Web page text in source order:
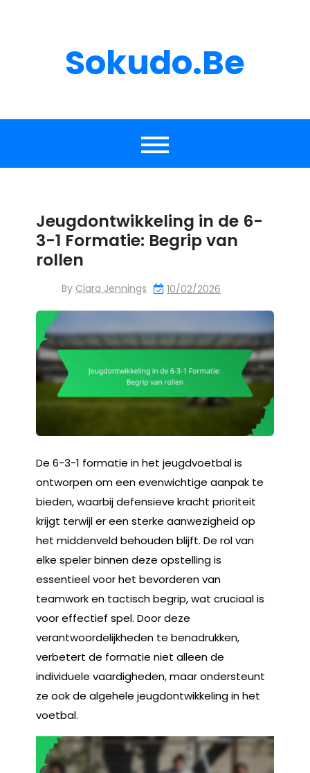
Sokudo.be
Jeugdontwikkeling in de 6-
3-1 Formatie: Begrip van
rollen
By Clara Jennings 10/02/2026
De 6-3-1 formatie in het jeugdvoetbal is
ontworpen om een evenwichtige aanpak te
bieden, waarbij defensieve kracht prioriteit
krijgt terwijl er een sterke aanwezigheid op
het middenveld behouden blijft. De rol van
elke speler binnen deze opstelling is
essentieel voor het bevorderen van
teamwork en tactisch begrip, wat cruciaal is
voor effectief spel. Door deze
verantwoordelijkheden te benadrukken,
verbetert de formatie niet alleen de
individuele vaardigheden, maar ondersteunt
ze ook de algehele jeugdontwikkeling in het
voetbal.